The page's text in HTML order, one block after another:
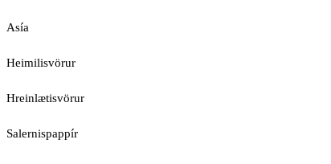
Asía
Heimilisvörur
Hreinlætisvörur
Salernispappír